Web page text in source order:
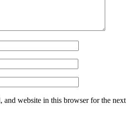
and website in this browser for the next